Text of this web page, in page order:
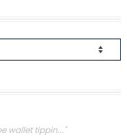
wallet tippin..."